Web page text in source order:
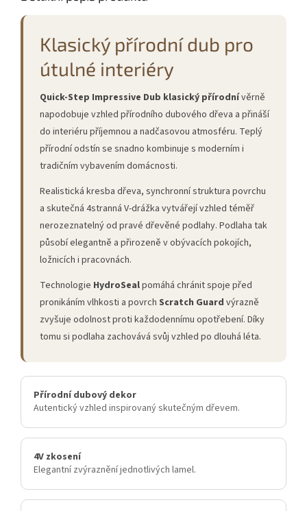
Klasický přírodní dub pro
útulné interiéry
Quick-Step Impressive Dub klasický přírodnívěrně
napodobuje vzhled přírodního dubového dřeva a přináší
do interiéru příjemnou a nadčasovou atmosféru. Teplý
přírodní odstín se snadno kombinuje s moderním i
tradičním vybavením domácnosti.
Realistická kresba dřeva, synchronní struktura povrchu
a skutečná 4stranná V-drážka vytvářejí vzhled téměř
nerozeznatelný od pravé dřevěné podlahy. Podlaha tak
působí elegantně a přirozeně v obývacích pokojích,
ložnicích i pracovnách.
Technologie HydroSealpomáhá chránit spoje před
pronikáním vlhkosti a povrch Scratch Guard výrazně
zvyšuje odolnost proti každodennímu opotřebení. Díky
tomu si podlaha zachovává svůj vzhled po dlouhá léta.
Přírodní dubový dekor
Autentický vzhled inspirovaný skutečným dřevem.
4V zkosení
Elegantní zvýraznění jednotlivých lamel.